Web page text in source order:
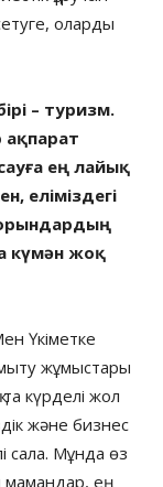
оларды
– туризм.
ақпарат
ең лайық
еліміздегі
күмән жоқ
Үкіметке
жұмыстары
күрделі жол
және бизнес
сала. Мұнда өз
мамандар, ең